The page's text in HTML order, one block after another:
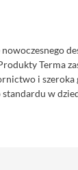
nowoczesnego
Terma
i
w